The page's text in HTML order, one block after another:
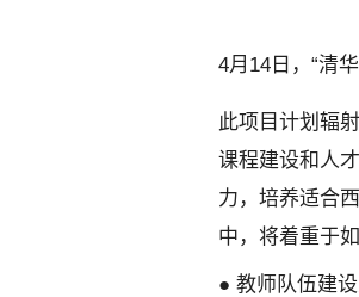
4月14日，“清
此项目计划辐
课程建设和人
力，培养适合
中，将着重于
● 教师队伍建